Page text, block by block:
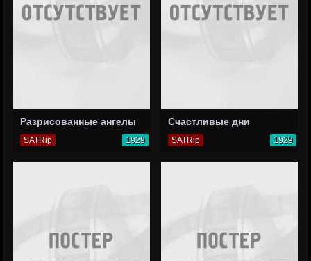
Разрисованные ангелы
SATRip 1929
Счастливые дни
SATRip 1929